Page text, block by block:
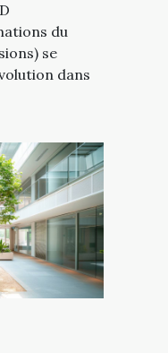
du
se
dans